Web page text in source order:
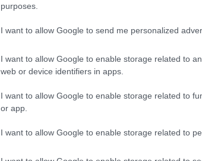
purposes.
I want to allow Google to send me personalized
I want to allow Google to enable storage related to
web or device identifiers in apps.
I want to allow Google to enable storage related to
or app.
I want to allow Google to enable storage related to
Δισκοκήλη:
συστηματικά είναι η
Πέμπτη, 20 Ιουνίου
Περπάτημα: